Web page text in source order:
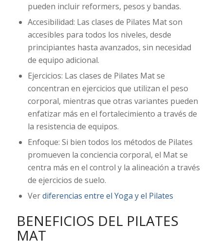
pueden incluir reformers, pesos y bandas.
Accesibilidad: Las clases de Pilates Mat son
accesibles para todos los niveles, desde
principiantes hasta avanzados, sin necesidad
de equipo adicional.
Ejercicios: Las clases de Pilates Mat se
concentran en ejercicios que utilizan el peso
corporal, mientras que otras variantes pueden
enfatizar más en el fortalecimiento a través de
la resistencia de equipos.
Enfoque: Si bien todos los métodos de Pilates
promueven la conciencia corporal, el Mat se
centra más en el control y la alineación a través
de ejercicios de suelo.
Verdiferencias entre el Yoga y el Pilates
BENEFICIOS DEL PILATES
MAT